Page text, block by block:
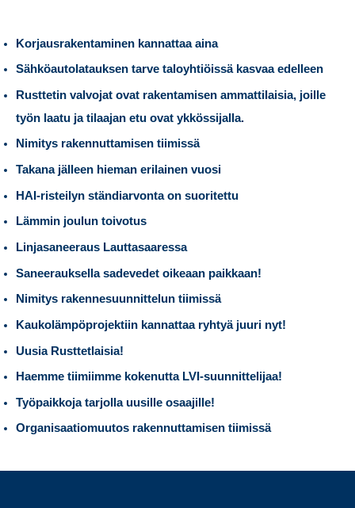
Korjausrakentaminen kannattaa aina
Sähköautolatauksen tarve taloyhtiöissä kasvaa edelleen
Rusttetin valvojat ovat rakentamisen ammattilaisia, joille
työn laatu ja tilaajan etu ovat ykkössijalla.
Nimitys rakennuttamisen tiimissä
Takana jälleen hieman erilainen vuosi
HAI-risteilyn ständiarvonta on suoritettu
Lämmin joulun toivotus
Linjasaneeraus Lauttasaaressa
Saneerauksella sadevedet oikeaan paikkaan!
Nimitys rakennesuunnittelun tiimissä
Kaukolämpöprojektiin kannattaa ryhtyä juuri nyt!
Uusia Rusttetlaisia!
Haemme tiimiimme kokenutta LVI-suunnittelijaa!
Työpaikkoja tarjolla uusille osaajille!
Organisaatiomuutos rakennuttamisen tiimissä